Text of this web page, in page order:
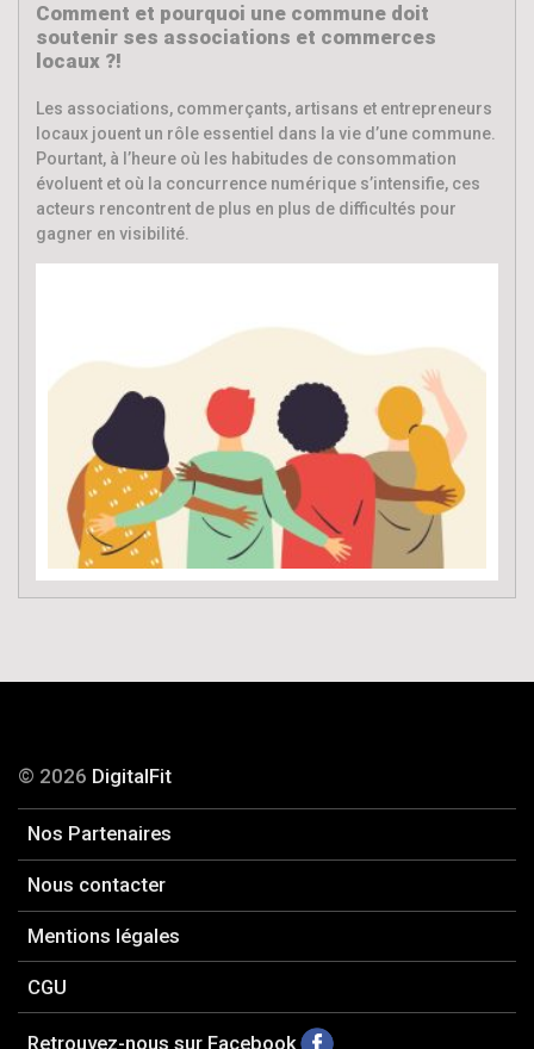
Comment et pourquoi une commune doit
soutenir ses associations et commerces
locaux ?!
Les associations, commerçants, artisans et entrepreneurs
locaux jouent un rôle essentiel dans la vie d’une commune.
Pourtant, à l’heure où les habitudes de consommation
évoluent et où la concurrence numérique s’intensifie, ces
acteurs rencontrent de plus en plus de difficultés pour
gagner en visibilité.
© 2026 DigitalFit
Nos Partenaires
Nous contacter
Mentions légales
CGU
Retrouvez-nous sur Facebook